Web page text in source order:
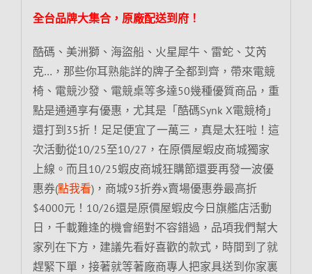
全台品牌大集合，原廠配送到府！
酷碼、美洲獅、海盜船、火星犀牛、雷蛇、艾芮
克…，那些你耳熟能詳的牌子全都到齊，帶來電競
椅、電競沙發、電競桌等多達50幾種優質商品，重
點是通通享有優惠，尤其是「酷碼Synk X電競椅」
還打到35折！足足便宜了一萬三，真是太狂啦！這
次活動從10/25至10/27，在原價屋蝦皮商城獨家
上線。而且10/25蝦皮商城狂購節還要再發一波優
惠券(點我看)，商城93折券x賣場優惠券最高折
$4000元！10/26還是原價屋蝦皮今日旗艦店活動
日，千載難逢的機會絕對不容錯過，品項我們幫大
家列在下方，建議先看好喜歡的款式，時間到了就
趕緊下單，接著就等著廠商專人把家具送到你家裏